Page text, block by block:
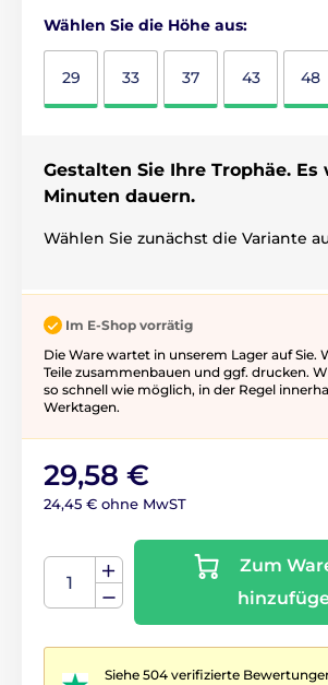
Wählen Sie die Höhe aus:
29 33 37 43 48
Gestalten Sie Ihre Trophäe. Es
Minuten dauern.
Wählen Sie zunächst die Variante
Im E-Shop vorrätig
Die Ware wartet in unserem Lager auf Sie.
Teile zusammenbauen und ggf. drucken.
so schnell wie möglich, in der Regel
Werktagen.
29,58 €
24,45 € ohne MwST
Zum
Siehe 504 verifizierte